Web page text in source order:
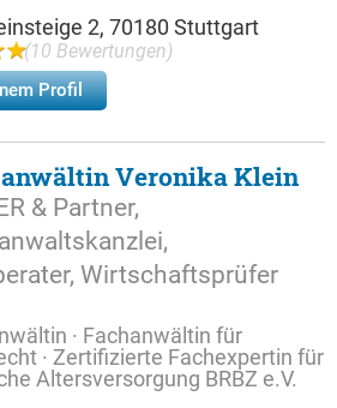
2, 70180 Stuttgart
(10 Bewertungen)
Profil
Veronika Klein
& Partner,
Wirtschaftsprüfer
· Fachanwältin für
· Zertifizierte Fachexpertin für
Altersversorgung BRBZ e.V.